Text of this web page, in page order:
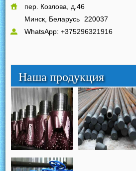
пер. Козлова, д.46
Минск, Беларусь 220037
WhatsApp: +375296321916
Наша продукция